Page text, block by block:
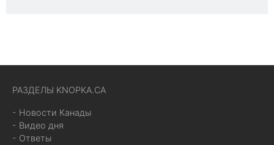
РАЗДЕЛЫ KNOPKA.CA
- Новости Канады
- Видео дня
- Ответы